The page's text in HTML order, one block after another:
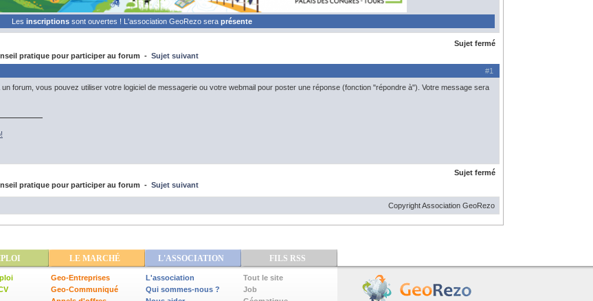
Les inscriptions sont ouvertes ! L'association GeoRezo sera présente
Sujet fermé
pratique pour participer au forum - Sujet suivant
#1
forum, vous pouvez utiliser votre logiciel de messagerie ou votre webmail pour poster une réponse (fonction "répondre à"). Votre message sera
Sujet fermé
pratique pour participer au forum - Sujet suivant
Copyright Association GeoRezo
LE MARCHÉ L'ASSOCIATION FILS RSS
Geo-Entreprises
Geo-Communiqué
L'association
Qui sommes-nous ?
Tout le site
Job